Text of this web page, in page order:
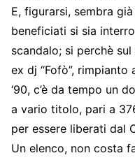
E, figurarsi, sembra
beneficiati si sia
scandalo; si perchè
ex dj “Fofò”,
‘90, c’è da tempo un
a vario titolo, pari a
per essere liberati dal
Un elenco, non costa